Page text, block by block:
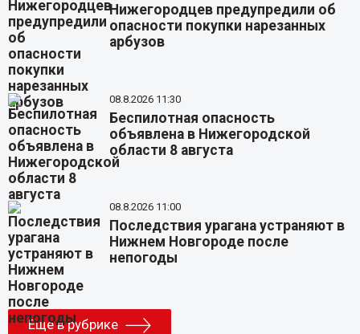
Нижегородцев предупредили об
опасности покупки нарезанных
арбузов
08.8.2026 11:30
Беспилотная опасность
объявлена в Нижегородской
области 8 августа
08.8.2026 11:00
Последствия урагана устраняют в
Нижнем Новгороде после
непогоды
Еще в рубрике